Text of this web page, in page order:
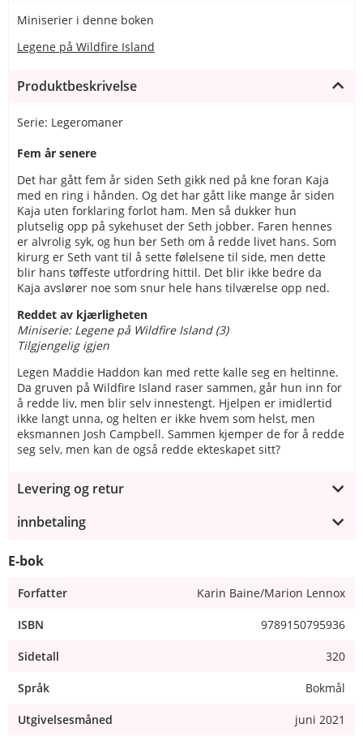
Miniserier i denne boken
Legene på Wildfire Island
Produktbeskrivelse
Serie: Legeromaner
Fem år senere
Det har gått fem år siden Seth gikk ned på kne foran Kaja
med en ring i hånden. Og det har gått like mange år siden
Kaja uten forklaring forlot ham. Men så dukker hun
plutselig opp på sykehuset der Seth jobber. Faren hennes
er alvrolig syk, og hun ber Seth om å redde livet hans. Som
kirurg er Seth vant til å sette følelsene til side, men dette
blir hans tøffeste utfordring hittil. Det blir ikke bedre da
Kaja avslører noe som snur hele hans tilværelse opp ned.
Reddet av kjærligheten
Miniserie: Legene på Wildfire Island (3)
Tilgjengelig igjen
Legen Maddie Haddon kan med rette kalle seg en heltinne.
Da gruven på Wildfire Island raser sammen, går hun inn for
å redde liv, men blir selv innestengt. Hjelpen er imidlertid
ikke langt unna, og helten er ikke hvem som helst, men
eksmannen Josh Campbell. Sammen kjemper de for å redde
seg selv, men kan de også redde ekteskapet sitt?
Levering og retur
innbetaling
E-bok
Forfatter Karin Baine/Marion Lennox
ISBN 9789150795936
Sidetall 320
Språk Bokmål
Utgivelsesmåned juni 2021